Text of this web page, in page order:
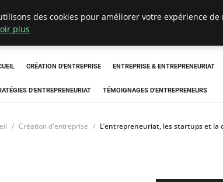
CRÉATION D'ENTREPRISE ENTREPRISE & ENTREPRENEURIAT
D'ENTREPRENEURIAT TÉMOIGNAGES D'ENTREPRENEURS
Création d'entreprise L’entrepreneuriat, les startups et la
des cookies pour améliorer votre expérience
plus